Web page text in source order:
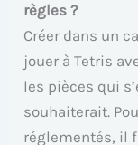
règles ?
Créer dans un
jouer à Tetris
les pièces qui
souhaiterait.
réglementés, il